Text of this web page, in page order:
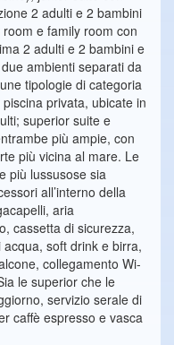
2 adulti e 2 bambini
e family room con
2 adulti e 2 bambini e
ambienti separati da
tipologie di categoria
privata, ubicate in
superior suite e
più ampie, con
più vicina al mare. Le
più lussusose sia
all’interno della
aria
cassetta di sicurezza,
soft drink e birra,
collegamento Wi-
le superior che le
servizio serale di
caffè espresso e vasca